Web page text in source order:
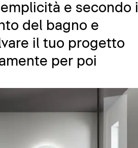
e secondo i
del bagno e
il tuo progetto
per poi